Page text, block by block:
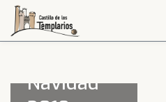
Navidad